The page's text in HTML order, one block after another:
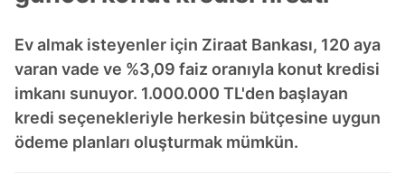
Ev almak isteyenler için Ziraat Bankası, 120 aya
varan vade ve %3,09 faiz oranıyla konut kredisi
imkanı sunuyor. 1.000.000 TL'den başlayan
kredi seçenekleriyle herkesin bütçesine uygun
ödeme planları oluşturmak mümkün.